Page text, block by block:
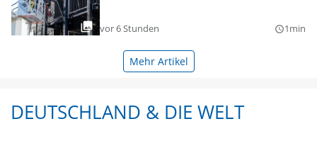
vor 6 Stunden query_builder1min
Mehr Artikel
DEUTSCHLAND & DIE WELT